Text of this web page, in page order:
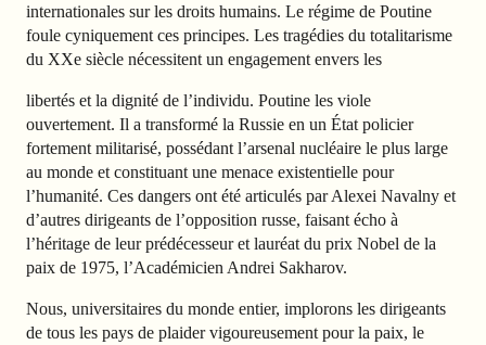
internationales sur les droits humains. Le régime de Poutine
foule cyniquement ces principes. Les tragédies du totalitarisme
du XXe siècle nécessitent un engagement envers les
libertés et la dignité de l’individu. Poutine les viole
ouvertement. Il a transformé la Russie en un État policier
fortement militarisé, possédant l’arsenal nucléaire le plus large
au monde et constituant une menace existentielle pour
l’humanité. Ces dangers ont été articulés par Alexei Navalny et
d’autres dirigeants de l’opposition russe, faisant écho à
l’héritage de leurprédécesseur et lauréat du prix Nobel de la
paix de 1975, l’Académicien Andrei Sakharov.
Nous, universitaires du monde entier, implorons les dirigeants
de tous les pays de plaider vigoureusement pour la paix, le